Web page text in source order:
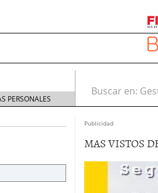
PERSONALES
Buscar en:
Publicidad
MAS VISTOS